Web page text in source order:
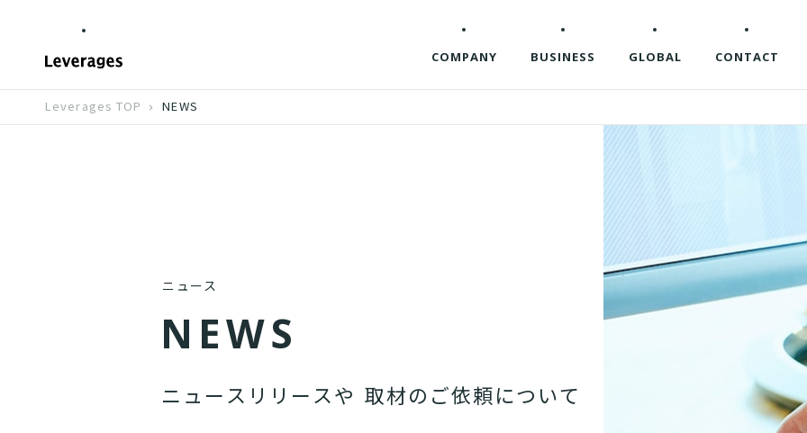
COMPANY BUSINESS GLOBAL CONTACT
Leverages TOP NEWS
ニュース
N EWS
ニ ュ ース リ リ ースや 取材の ご依頼につ いて